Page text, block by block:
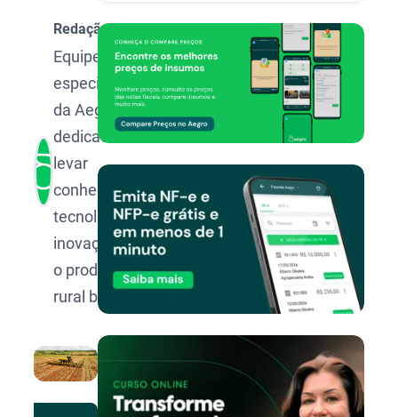
Redação Aegro
Equipe de
especialistas
da Aegro,
dedicada a
levar
conhecimento,
tecnologia e
inovação para
o produtor
rural brasileiro.